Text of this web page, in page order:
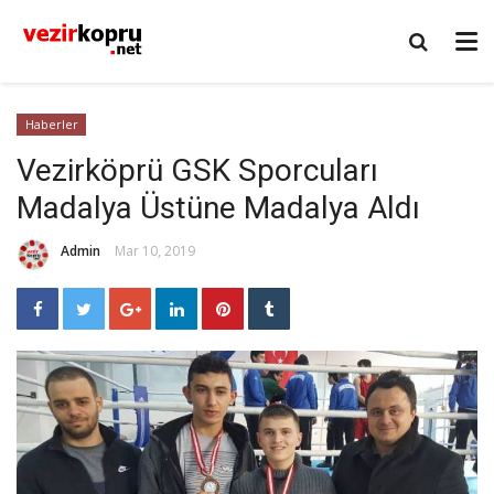
Haberler
Vezirköprü GSK Sporcuları
Madalya Üstüne Madalya Aldı
Admin Mar 10, 2019